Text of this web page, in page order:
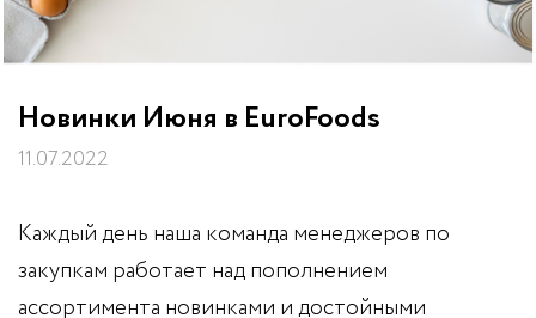
Новинки Июня в EuroFoods
11.07.2022
Каждый день наша команда менеджеров по
закупкам работает над пополнением
ассортимента новинками и достойными